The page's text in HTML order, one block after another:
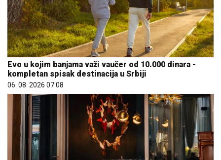
Evo u kojim banjama važi vaučer od 10.000 dinara -
kompletan spisak destinacija u Srbiji
06. 08. 2026 07:08